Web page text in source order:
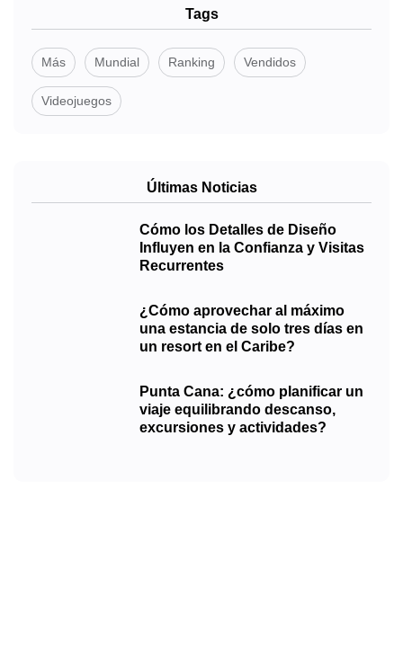
Tags
Más Mundial Ranking Vendidos
Videojuegos
Últimas Noticias
Cómo los Detalles de Diseño
Influyen en la Confianza y Visitas
Recurrentes
¿Cómo aprovechar al máximo
una estancia de solo tres días en
un resort en el Caribe?
Punta Cana: ¿cómo planificar un
viaje equilibrando descanso,
excursiones y actividades?